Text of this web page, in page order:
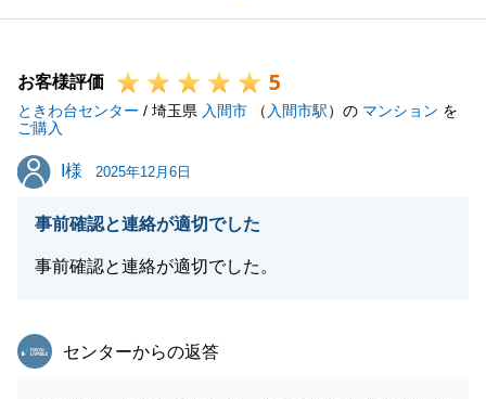
引き続き、宜しくお願いいたします。
閉じる
お客様評価 5
ときわ台センター / 埼玉県 入間市 （ 入間市駅）の マンション を
ご購入
I様
I様 2025年12月6日
事前確認と連絡が適切でした
事前確認と連絡が適切でした。
東急リバブル
センターからの返答